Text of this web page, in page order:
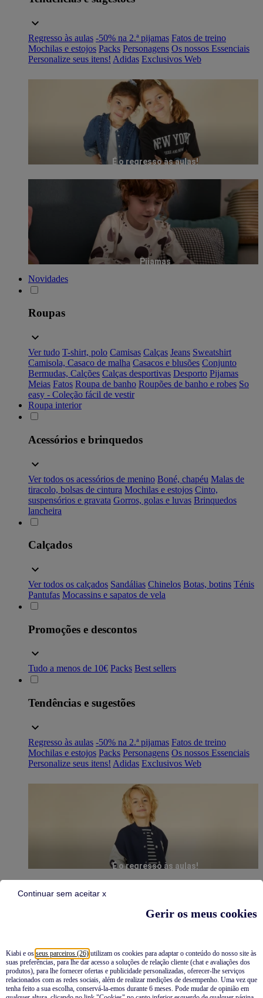
Gerir os meus cookies
Kiabi e os seus parceiros (26) utilizam os cookies para adaptar o conteúdo do nosso site às
suas preferências, para lhe dar acesso a soluções de relação cliente (chat e avaliações dos
produtos), para lhe fornecer ofertas e publicidade personalizadas, oferecer-lhe serviços
relacionados com as redes sociais, além de realizar medições de desempenho. Uma vez que
tenha feito a sua escolha, conservá-la-emos durante 6 meses. Pode mudar de opinião em
Continuar sem aceitar x
Regresso às aulas -50% na 2.ª pijamas Fatos de treino
Mochilas e estojos Packs Personagens Os nossos Essenciais
Personalize seus itens! Adidas Exclusivos Web
É o regresso às aulas!
Pijamas
Novidades
Roupas
Ver tudo T-shirt, polo Camisas Calças Jeans Sweatshirt
Camisola, Casaco de malha Casacos e blusões Conjunto
Bermudas, Calções Calças desportivas Desporto Pijamas
Meias Fatos Roupa de banho Roupões de banho e robes So
easy - Coleção fácil de vestir
Roupa interior
Acessórios e brinquedos
Ver todos os acessórios de menino Boné, chapéu Malas de
tiracolo, bolsas de cintura Mochilas e estojos Cinto,
suspensórios e gravata Gorros, golas e luvas Brinquedos
lancheira
Calçados
Ver todos os calçados Sandálias Chinelos Botas, botins Ténis
Pantufas Mocassins e sapatos de vela
Promoções e descontos
Tudo a menos de 10€ Packs Best sellers
Tendências e sugestões
Regresso às aulas -50% na 2.ª pijamas Fatos de treino
Mochilas e estojos Packs Personagens Os nossos Essenciais
Personalize seus itens! Adidas Exclusivos Web
É o regresso às aulas!
Pijamas
Novidades